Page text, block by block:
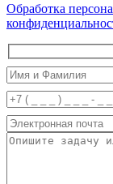
Обработка